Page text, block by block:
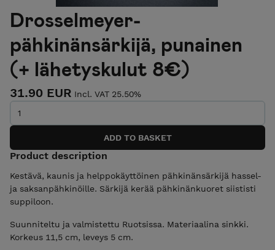
Drosselmeyer-
pähkinänsärkijä, punainen
(+ lähetyskulut 8€)
31.90 EUR Incl. VAT 25.50%
Product description
Kestävä, kaunis ja helppokäyttöinen pähkinänsärkijä hassel-
ja saksanpähkinöille. Särkijä kerää pähkinänkuoret siististi
suppiloon.
Suunniteltu ja valmistettu Ruotsissa. Materiaalina sinkki.
Korkeus 11,5 cm, leveys 5 cm.